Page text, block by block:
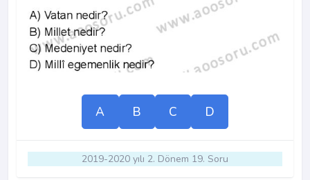
A B C D
2019-2020 yılı 2. Dönem 19. Soru